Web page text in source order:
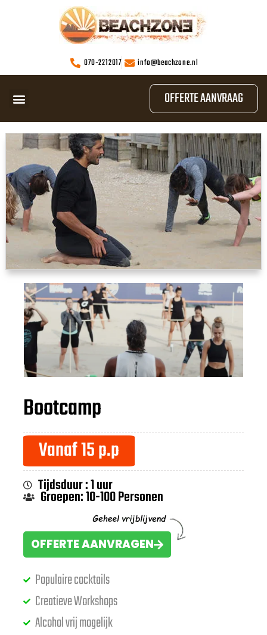
070-2212017 info@beachzone.nl
OFFERTE AANVRAAG
Bootcamp
Vanaf 15 p.p
Tijdsduur : 1 uur
Groepen: 10-100 Personen
OFFERTE AANVRAGEN
Populaire cocktails
Creatieve Workshops
Alcohol vrij mogelijk